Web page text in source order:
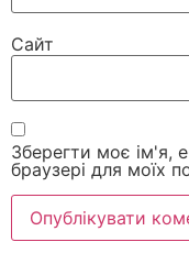
Сайт
Зберегти моє ім'я,
браузері для моїх